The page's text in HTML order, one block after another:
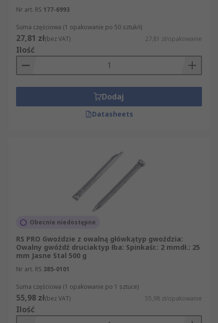
Nr art. RS 177-6993
Suma częściowa (1 opakowanie po 50 sztuk/i)
27,81 zł(bez VAT) 27,81 zł/opakowanie
Ilość
Dodaj
Datasheets
Obecnie niedostępne
RS PRO Gwoździe z owalną główkątyp gwoździa:
Owalny gwóźdź druciaktyp łba: Spinkaśr.: 2 mmdł.: 25
mm Jasne Stal 500 g
Nr art. RS 385-0101
Suma częściowa (1 opakowanie po 1 sztuce)
55,98 zł(bez VAT) 55,98 zł/opakowanie
Ilość